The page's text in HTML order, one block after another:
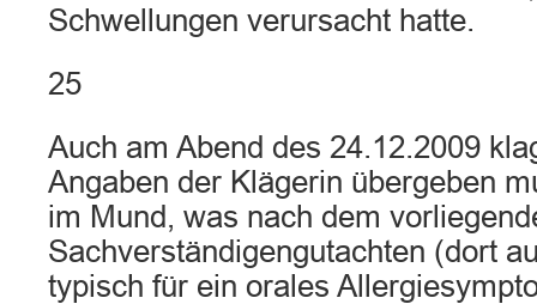
Schwellungen verursacht hatte.
25
Auch am Abend des 24.12.2009
Angaben der Klägerin übergeben
im Mund, was nach dem
Sachverständigengutachten (dort
typisch für ein orales